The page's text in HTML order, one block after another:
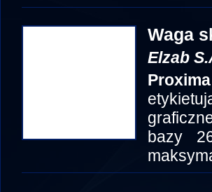
Waga
Elzab
bazy